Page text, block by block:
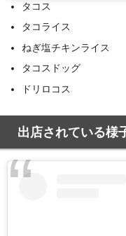
タコス
タコライス
ねぎ塩チキンライス
タコスドッグ
ドリロコス
出店されている様